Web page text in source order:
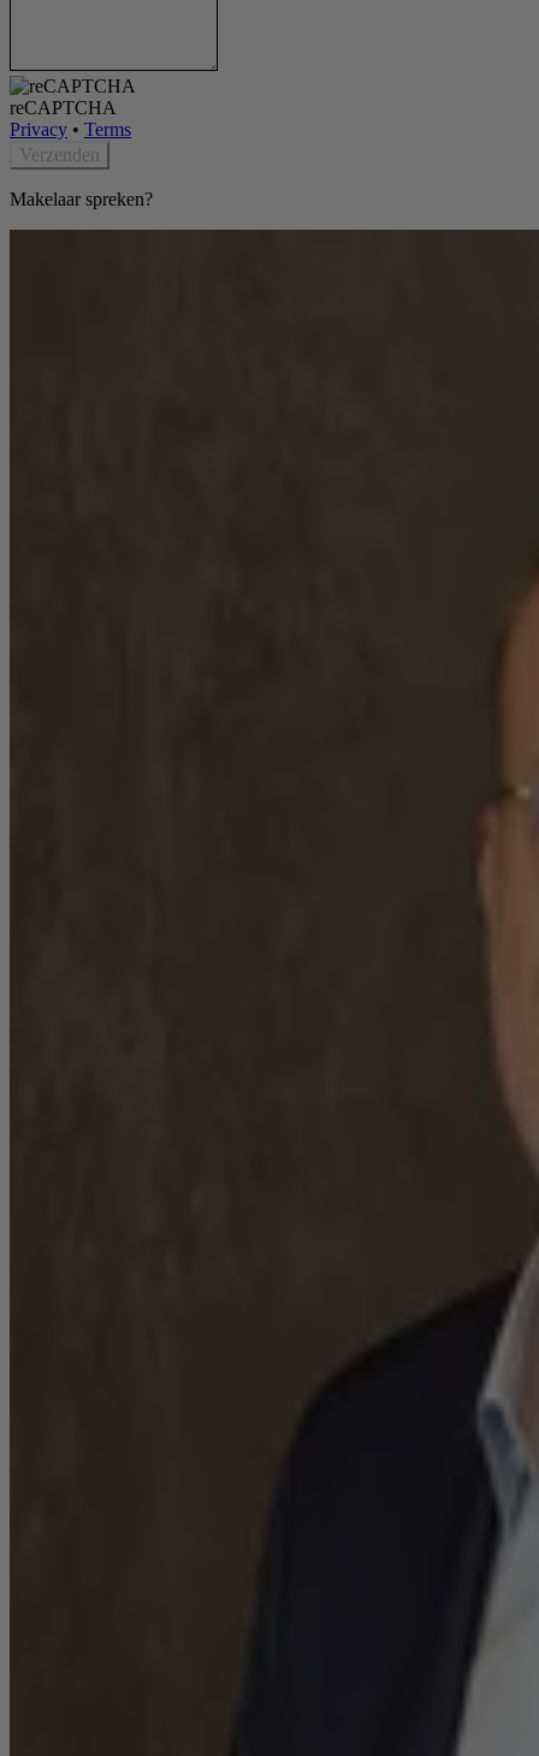
reCAPTCHA
Privacy • Terms
Verzenden
Makelaar spreken?